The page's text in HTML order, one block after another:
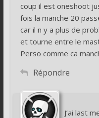
coup il est oneshoot
fois la manche 20
car il n y a plus de
et tourne entre le
Perso comme ca
Répondre
J’ai last